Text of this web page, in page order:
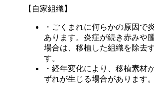
【自家組織】
・ごくまれに何らかの原因で
あります。炎症が続き赤みや
場合は、移植した組織を除去
す。
・経年変化により、移植素材
ずれが生じる場合があります。